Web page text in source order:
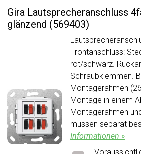
Gira Lautsprecheranschluss
glänzend (569403)
Frontanschluss:
rot/schwarz.
Schraubklemmen.
Montagerahmen
Montage in einem
Montagerahmen
müssen separat
Informationen »